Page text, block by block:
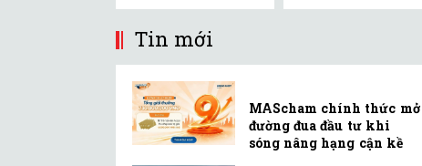
Tin mới
MAScham chính thức mở
đường đua đầu tư khi
sóng nâng hạng cận kề